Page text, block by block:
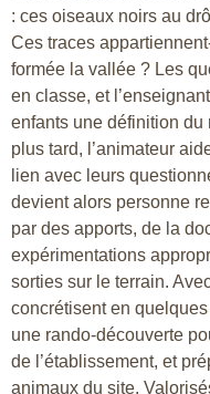
: ces oiseaux noirs au
Ces traces
formée la vallée ? Les
en classe, et
enfants une définition
plus tard, l’animateur
lien avec leurs
devient alors personne
par des apports, de la
expérimentations
sorties sur le terrain.
concrétisent en
une rando-découverte
de l’établissement, et
animaux du site.